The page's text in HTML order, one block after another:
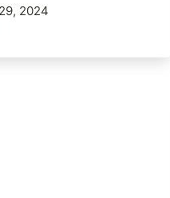
2024
ist keine Show -